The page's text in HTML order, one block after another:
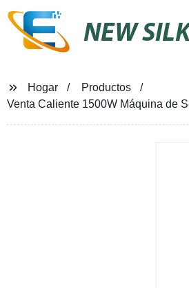
NEW
Hogar
Productos
Venta Caliente 1500W Máquina de